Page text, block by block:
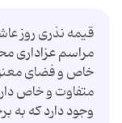
قیمه نذری روز
مراسم عزاداری
خاص و فضای
متفاوت و خاص
وجود دارد که به